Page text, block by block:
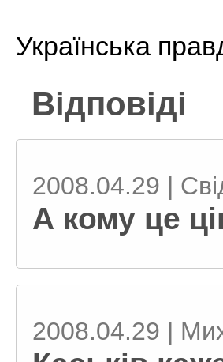
Українська
Відповіді
2008.04.29 |
А кому це
2008.04.29 |